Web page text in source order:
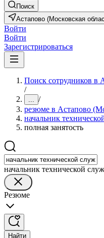
Поиск
Астапово (Московская
Войти
Войти
Зарегистрироваться
Поиск сотрудников в
/
... /
резюме в Астапово
начальник
полная занятость
начальник технической
Резюме
Найти